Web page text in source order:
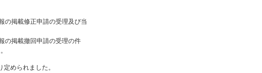
の掲載修正申請の受理及び当
の掲載撤回申請の受理の件
められました。